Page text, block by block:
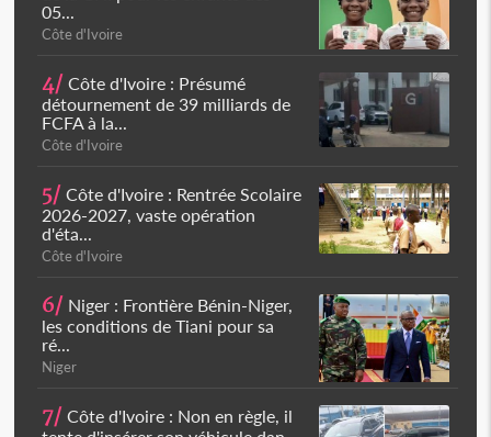
05...
Côte d'Ivoire
4/ Côte d'Ivoire : Présumé
détournement de 39 milliards de
FCFA à la...
Côte d'Ivoire
5/ Côte d'Ivoire : Rentrée Scolaire
2026-2027, vaste opération
d'éta...
Côte d'Ivoire
6/ Niger : Frontière Bénin-Niger,
les conditions de Tiani pour sa
ré...
Niger
7/ Côte d'Ivoire : Non en règle, il